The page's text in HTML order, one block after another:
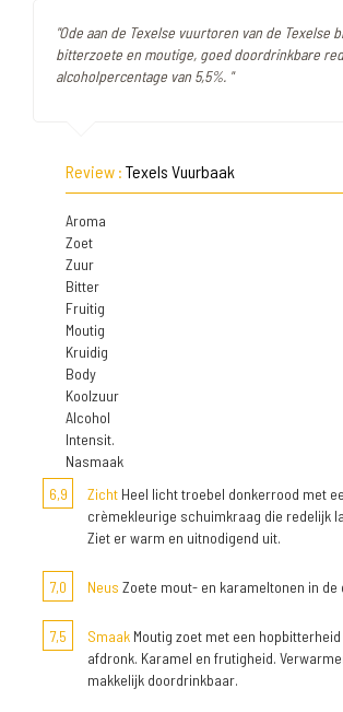
"Ode aan de Texelse vuurtoren van de Texelse
bitterzoete en moutige, goed doordrinkbare
alcoholpercentage van 5,5%. "
Review : Texels Vuurbaak
Aroma
Zoet
Zuur
Bitter
Fruitig
Moutig
Kruidig
Body
Koolzuur
Alcohol
Intensit.
Nasmaak
6,9
Zicht Heel licht troebel donkerrood met
crèmekleurige schuimkraag die redelijk
Ziet er warm en uitnodigend uit.
7,0 Neus Zoete mout- en karameltonen in de
7,5 Smaak Moutig zoet met een
afdronk. Karamel en frutigheid.
makkelijk doordrinkbaar.